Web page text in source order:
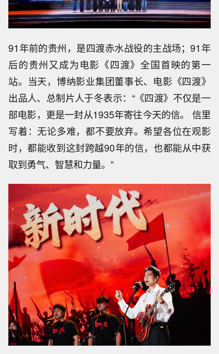
91年前的贵州，是四渡赤水战役的主战场；91年
后的贵州又成为电影《四渡》全国首映的第一
站。当天，博纳影业集团董事长、电影《四渡》
出品人、总制片人于冬表示：“《四渡》不仅是一
部电影，更是一封从1935年寄往今天的信。 信里
写着：无论多难，都不要放弃。希望各位在观影
时，都能收到这封跨越90年的信，也都能从中获
取到勇气、智慧和力量。”